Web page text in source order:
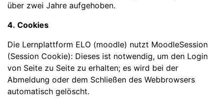
über zwei Jahre aufgehoben.
4. Cookies
Die Lernplattform ELO (moodle) nutzt MoodleSession
(Session Cookie): Dieses ist notwendig, um den Login
von Seite zu Seite zu erhalten; es wird bei der
Abmeldung oder dem Schließen des Webbrowsers
automatisch gelöscht.